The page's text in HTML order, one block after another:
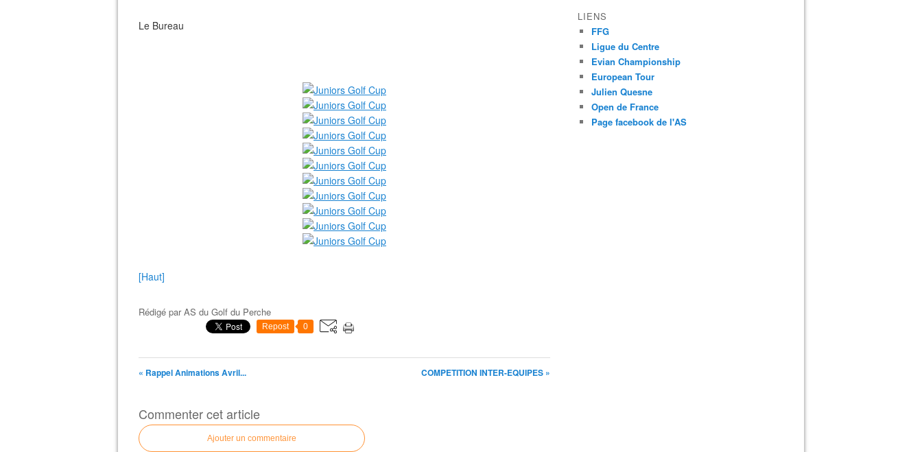
Le Bureau
[Haut]
Rédigé parAS du Golf du Perche
Repost 0
« Rappel Animations Avril... COMPETITION INTER-EQUIPES »
Commenter cet article
Ajouter un commentaire
LIENS
FFG
Ligue du Centre
Evian Championship
European Tour
Julien Quesne
Open de France
Page facebook de l'AS